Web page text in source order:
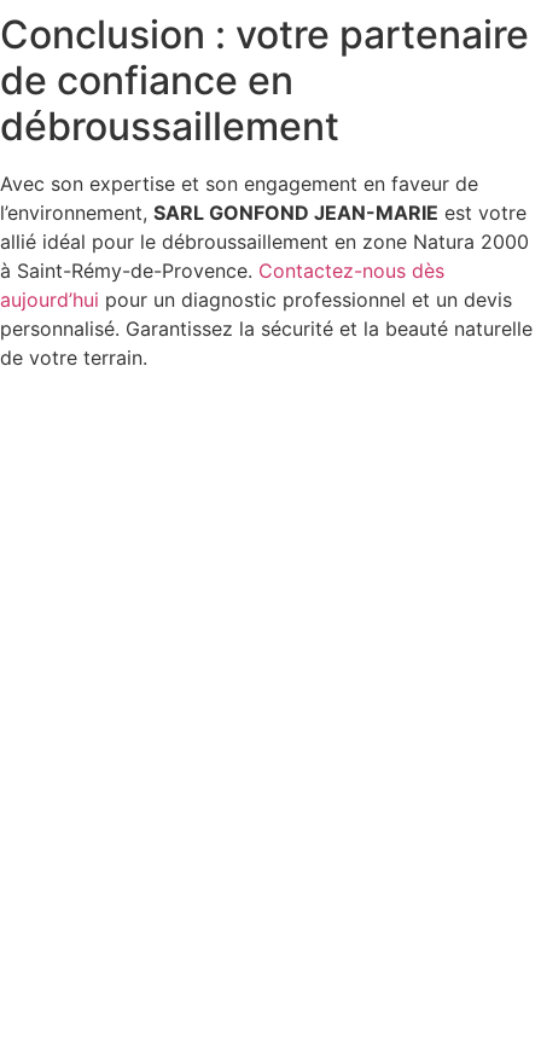
Conclusion : votre partenaire
de confiance en
débroussaillement
Avec son expertise et son engagement en faveur de
l’environnement, SARL GONFOND JEAN-MARIE est votre
allié idéal pour le débroussaillement en zone Natura 2000
à Saint-Rémy-de-Provence. Contactez-nous dès
aujourd’hui pour un diagnostic professionnel et un devis
personnalisé. Garantissez la sécurité et la beauté naturelle
de votre terrain.